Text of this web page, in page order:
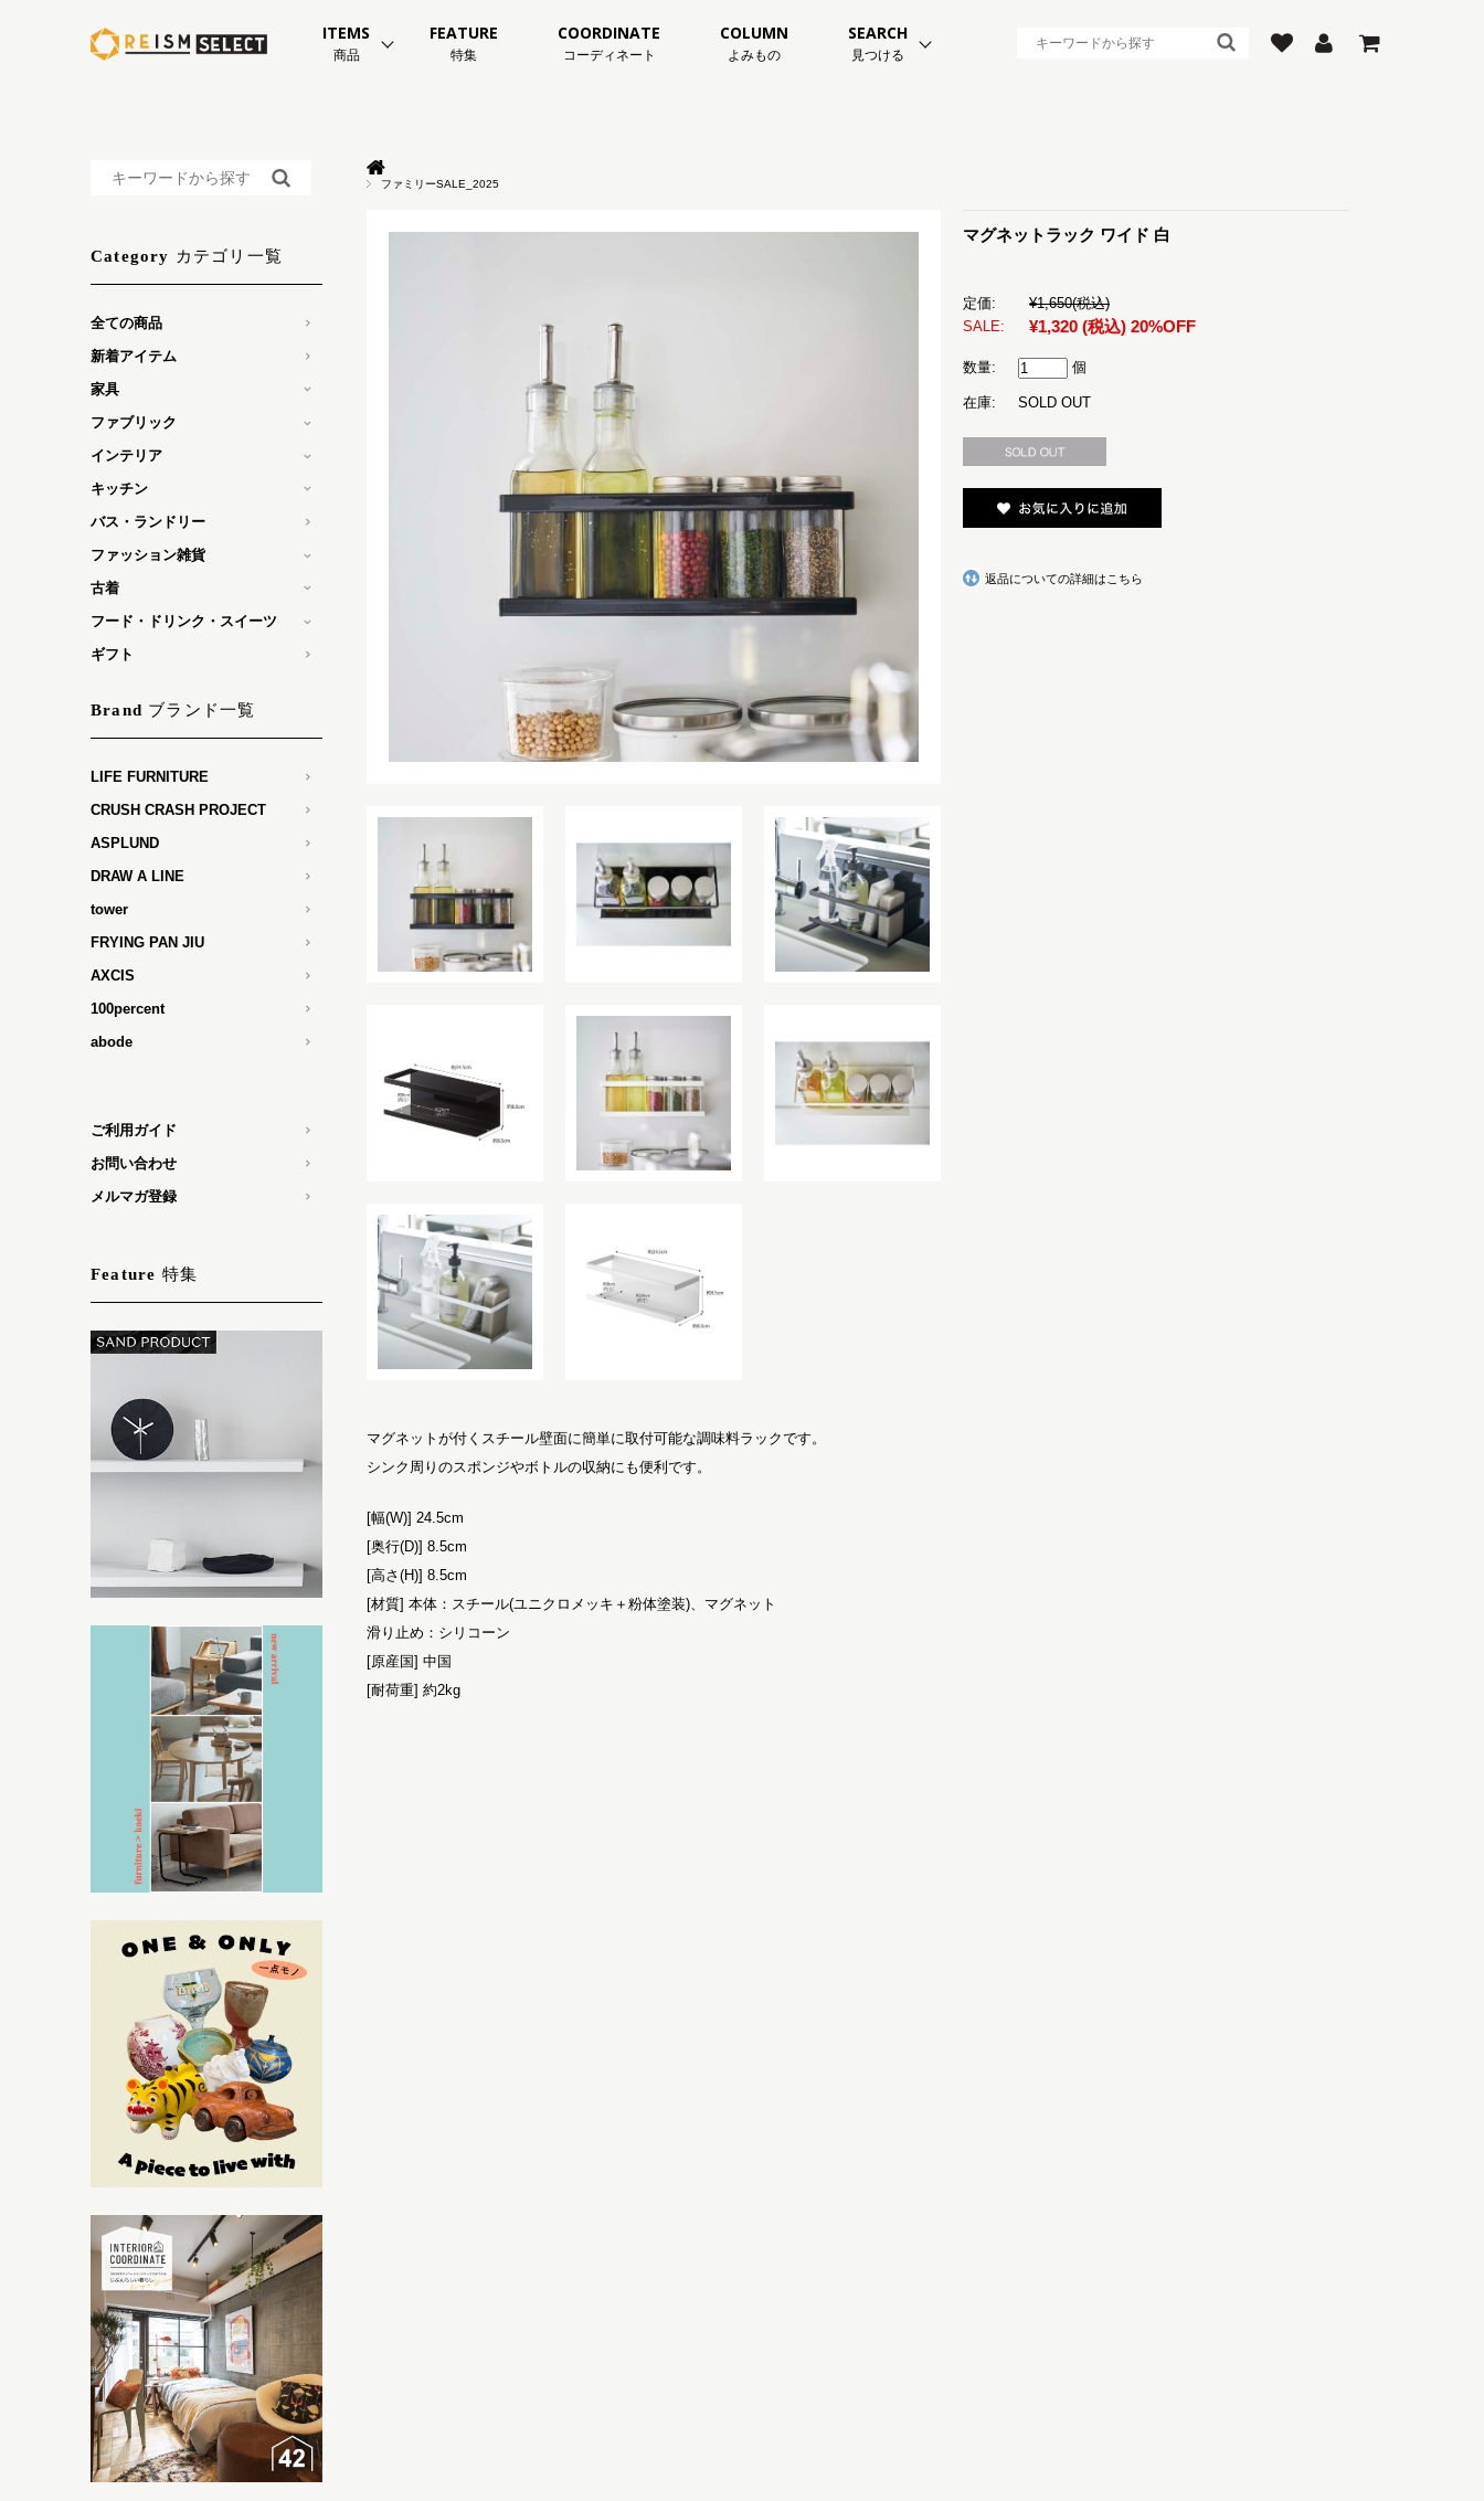
ITEMS
商品
FEATURE
特集
COORDINATE
コーディネート
COLUMN
よみもの
SEARCH
見つける
ファミリーSALE_2025
マグネットラック ワイド 白
定価: ¥1,650(税込)
SALE:
¥1,320 (税込) 20%OFF
数量: 個
在庫: SOLD OUT
返品についての詳細はこちら
マグネットが付くスチール壁面に簡単に取付可能な調味料ラックです。
シンク周りのスポンジやボトルの収納にも便利です。
[幅(W)] 24.5cm
[奥行(D)] 8.5cm
[高さ(H)] 8.5cm
[材質] 本体：スチール(ユニクロメッキ＋粉体塗装)、マグネット
滑り止め：シリコーン
[原産国] 中国
[耐荷重] 約2kg
Category カテゴリ一覧
全ての商品
新着アイテム
家具
ファブリック
インテリア
キッチン
バス・ランドリー
ファッション雑貨
古着
フード・ドリンク・スイーツ
ギフト
Brand ブランド一覧
LIFE FURNITURE
CRUSH CRASH PROJECT
ASPLUND
DRAW A LINE
tower
FRYING PAN JIU
AXCIS
100percent
abode
ご利用ガイド
お問い合わせ
メルマガ登録
Feature 特集